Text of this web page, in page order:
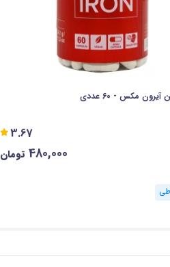
مکس - 60 عددی
3.67
480,000 تومان